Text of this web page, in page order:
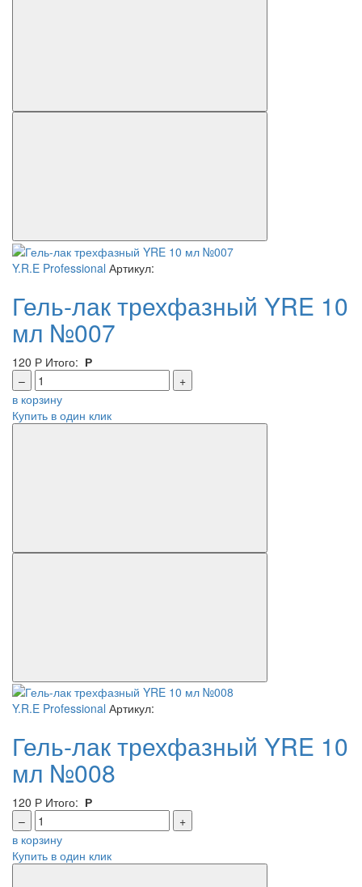
Y.R.E Professional Артикул:
Гель-лак трехфазный YRE 10
мл №007
120 Р Итого: Р
–
+
в корзину
Купить в один клик
Y.R.E Professional Артикул:
Гель-лак трехфазный YRE 10
мл №008
120 Р Итого: Р
–
+
в корзину
Купить в один клик